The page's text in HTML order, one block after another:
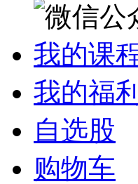
我的课
我的福利
自选股
购物车